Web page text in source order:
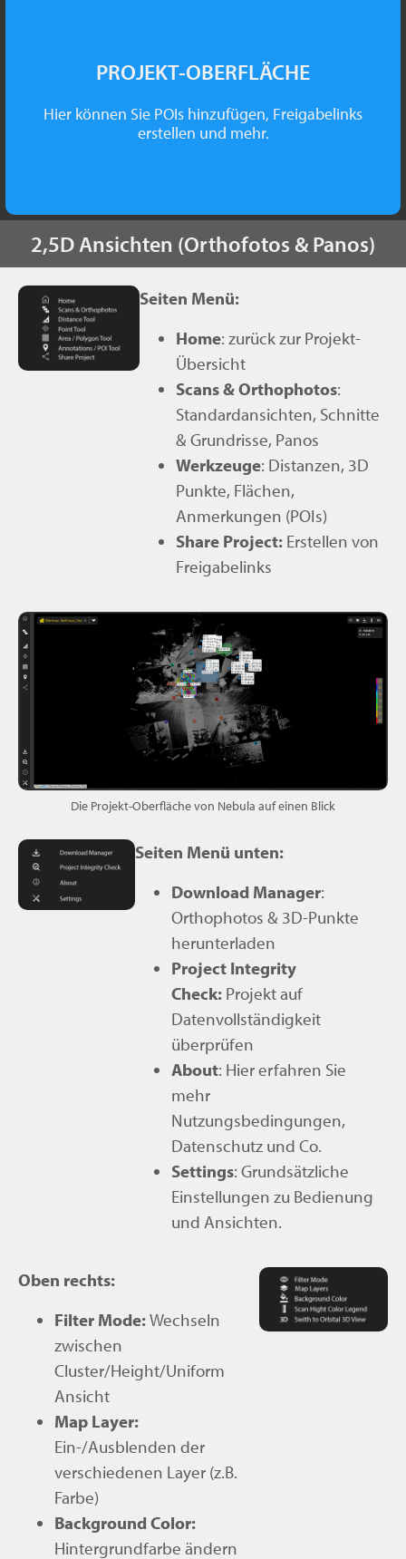
PROJEKT-OBERFLÄCHE
Hier können Sie POIs hinzufügen, Freigabelinks
erstellen und mehr.
2,5D Ansichten (Orthofotos & Panos)
Seiten Menü:
Home: zurück zur Projekt-
Übersicht
Scans & Orthophotos:
Standardansichten, Schnitte
& Grundrisse, Panos
Werkzeuge: Distanzen, 3D
Punkte, Flächen,
Anmerkungen (POIs)
Share Project: Erstellen von
Freigabelinks
Die Projekt-Oberfläche von Nebula auf einen Blick
Seiten Menü unten:
Download Manager:
Orthophotos & 3D-Punkte
herunterladen
Project Integrity
Check: Projekt auf
Datenvollständigkeit
überprüfen
About: Hier erfahren Sie
mehr
Nutzungsbedingungen,
Datenschutz und Co.
Settings: Grundsätzliche
Einstellungen zu Bedienung
und Ansichten.
Oben rechts:
Filter Mode:Wechseln
zwischen
Cluster/Height/Uniform
Ansicht
Map Layer:
Ein-/Ausblenden der
verschiedenen Layer (z.B.
Farbe)
Background Color:
Hintergrundfarbe ändern